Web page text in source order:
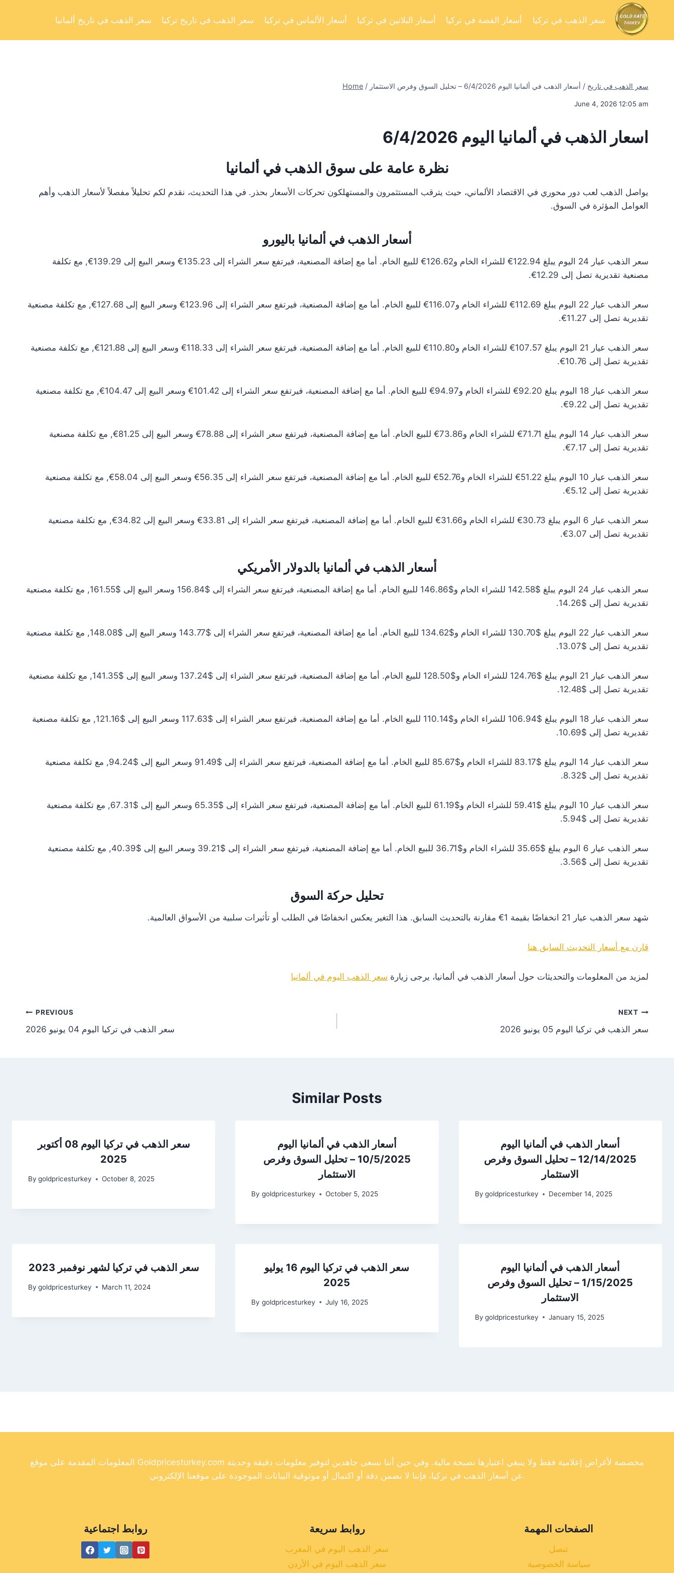
سعر الذهب في تاريخ ألمانيا سعر الذهب في تاريخ تركيا أسعار الألماس في تركيا أسعار البلاتين في تركيا أسعار الفضة في تركيا سعر الذهب في تركيا
Home / سعر الذهب في تاريخ / أسعار الذهب في ألمانيا اليوم 6/4/2026 – تحليل السوق وفرص الاستثمار
June 4, 2026 12:05 am
اسعار الذهب في ألمانيا اليوم 6/4/2026
نظرة عامة على سوق الذهب في ألمانيا
يواصل الذهب لعب دور محوري في الاقتصاد الألماني، حيث يترقب المستثمرون والمستهلكون تحركات الأسعار بحذر. في هذا التحديث، نقدم لكم تحليلاً مفصلاً لأسعار الذهب وأهم
العوامل المؤثرة في السوق.
أسعار الذهب في ألمانيا باليورو
سعر الذهب عيار 24 اليوم يبلغ 122.94€ للشراء الخام و126.62€ للبيع الخام. أما مع إضافة المصنعية، فيرتفع سعر الشراء إلى 135.23€ وسعر البيع إلى 139.29€, مع تكلفة
مصنعية تقديرية تصل إلى 12.29€.
سعر الذهب عيار 22 اليوم يبلغ 112.69€ للشراء الخام و116.07€ للبيع الخام. أما مع إضافة المصنعية، فيرتفع سعر الشراء إلى 123.96€ وسعر البيع إلى 127.68€, مع تكلفة مصنعية
تقديرية تصل إلى 11.27€.
سعر الذهب عيار 21 اليوم يبلغ 107.57€ للشراء الخام و110.80€ للبيع الخام. أما مع إضافة المصنعية، فيرتفع سعر الشراء إلى 118.33€ وسعر البيع إلى 121.88€, مع تكلفة مصنعية
تقديرية تصل إلى 10.76€.
سعر الذهب عيار 18 اليوم يبلغ 92.20€ للشراء الخام و94.97€ للبيع الخام. أما مع إضافة المصنعية، فيرتفع سعر الشراء إلى 101.42€ وسعر البيع إلى 104.47€, مع تكلفة مصنعية
تقديرية تصل إلى 9.22€.
سعر الذهب عيار 14 اليوم يبلغ 71.71€ للشراء الخام و73.86€ للبيع الخام. أما مع إضافة المصنعية، فيرتفع سعر الشراء إلى 78.88€ وسعر البيع إلى 81.25€, مع تكلفة مصنعية
تقديرية تصل إلى 7.17€.
سعر الذهب عيار 10 اليوم يبلغ 51.22€ للشراء الخام و52.76€ للبيع الخام. أما مع إضافة المصنعية، فيرتفع سعر الشراء إلى 56.35€ وسعر البيع إلى 58.04€, مع تكلفة مصنعية
تقديرية تصل إلى 5.12€.
سعر الذهب عيار 6 اليوم يبلغ 30.73€ للشراء الخام و31.66€ للبيع الخام. أما مع إضافة المصنعية، فيرتفع سعر الشراء إلى 33.81€ وسعر البيع إلى 34.82€, مع تكلفة مصنعية
تقديرية تصل إلى 3.07€.
أسعار الذهب في ألمانيا بالدولار الأمريكي
سعر الذهب عيار 24 اليوم يبلغ $142.58 للشراء الخام و$146.86 للبيع الخام. أما مع إضافة المصنعية، فيرتفع سعر الشراء إلى $156.84 وسعر البيع إلى $161.55, مع تكلفة مصنعية
تقديرية تصل إلى $14.26.
سعر الذهب عيار 22 اليوم يبلغ $130.70 للشراء الخام و$134.62 للبيع الخام. أما مع إضافة المصنعية، فيرتفع سعر الشراء إلى $143.77 وسعر البيع إلى $148.08, مع تكلفة مصنعية
تقديرية تصل إلى $13.07.
سعر الذهب عيار 21 اليوم يبلغ $124.76 للشراء الخام و$128.50 للبيع الخام. أما مع إضافة المصنعية، فيرتفع سعر الشراء إلى $137.24 وسعر البيع إلى $141.35, مع تكلفة مصنعية
تقديرية تصل إلى $12.48.
سعر الذهب عيار 18 اليوم يبلغ $106.94 للشراء الخام و$110.14 للبيع الخام. أما مع إضافة المصنعية، فيرتفع سعر الشراء إلى $117.63 وسعر البيع إلى $121.16, مع تكلفة مصنعية
تقديرية تصل إلى $10.69.
سعر الذهب عيار 14 اليوم يبلغ $83.17 للشراء الخام و$85.67 للبيع الخام. أما مع إضافة المصنعية، فيرتفع سعر الشراء إلى $91.49 وسعر البيع إلى $94.24, مع تكلفة مصنعية
تقديرية تصل إلى $8.32.
سعر الذهب عيار 10 اليوم يبلغ $59.41 للشراء الخام و$61.19 للبيع الخام. أما مع إضافة المصنعية، فيرتفع سعر الشراء إلى $65.35 وسعر البيع إلى $67.31, مع تكلفة مصنعية
تقديرية تصل إلى $5.94.
سعر الذهب عيار 6 اليوم يبلغ $35.65 للشراء الخام و$36.71 للبيع الخام. أما مع إضافة المصنعية، فيرتفع سعر الشراء إلى $39.21 وسعر البيع إلى $40.39, مع تكلفة مصنعية
تقديرية تصل إلى $3.56.
تحليل حركة السوق
شهد سعر الذهب عيار 21 انخفاضًا بقيمة 1€ مقارنة بالتحديث السابق. هذا التغير يعكس انخفاضًا في الطلب أو تأثيرات سلبية من الأسواق العالمية.
قارن مع أسعار التحديث السابق هنا
لمزيد من المعلومات والتحديثات حول أسعار الذهب في ألمانيا، يرجى زيارة سعر الذهب اليوم في ألمانيا
PREVIOUS
سعر الذهب في تركيا اليوم 04 يونيو 2026
NEXT
سعر الذهب في تركيا اليوم 05 يونيو 2026
Similar Posts
سعر الذهب في تركيا اليوم 08 أكتوبر
2025
By goldpricesturkey October 8, 2025
أسعار الذهب في ألمانيا اليوم
10/5/2025 – تحليل السوق وفرص
الاستثمار
By goldpricesturkey October 5, 2025
أسعار الذهب في ألمانيا اليوم
12/14/2025 – تحليل السوق وفرص
الاستثمار
By goldpricesturkey December 14, 2025
سعر الذهب في تركيا لشهر نوفمبر 2023
By goldpricesturkey March 11, 2024
سعر الذهب في تركيا اليوم 16 يوليو
2025
By goldpricesturkey July 16, 2025
أسعار الذهب في ألمانيا اليوم
1/15/2025 – تحليل السوق وفرص
الاستثمار
By goldpricesturkey January 15, 2025
المعلومات المقدمة على موقع Goldpricesturkey.com مخصصة لأغراض إعلامية فقط ولا ينبغي اعتبارها نصيحة مالية. وفي حين أننا نسعى جاهدين لتوفير معلومات دقيقة وحديثة
عن أسعار الذهب في تركيا، فإننا لا نضمن دقة أو اكتمال أو موثوقية البيانات الموجودة على موقعنا الإلكتروني.
روابط اجتماعية روابط سريعة
سعر الذهب اليوم في المغرب
سعر الذهب اليوم في الأردن
الصفحات المهمة
تنصل
سياسة الخصوصية